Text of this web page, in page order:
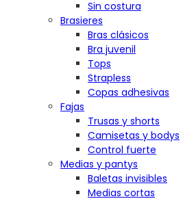
Sin costura
Brasieres
Bras clásicos
Bra juvenil
Tops
Strapless
Copas adhesivas
Fajas
Trusas y shorts
Camisetas y bodys
Control fuerte
Medias y pantys
Baletas invisibles
Medias cortas